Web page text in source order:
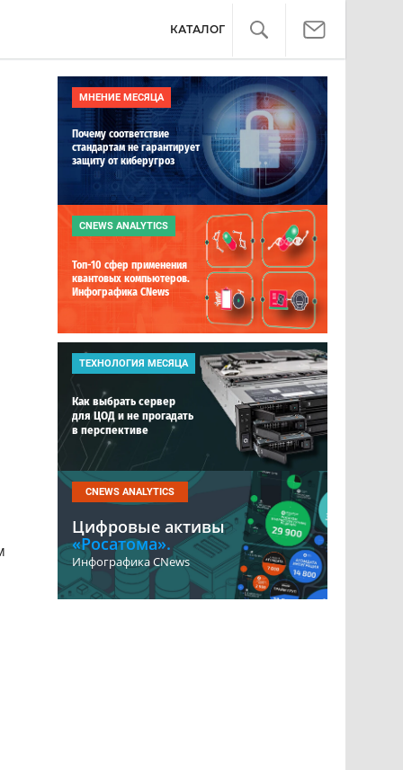
КАТАЛОГ
МНЕНИЕ МЕСЯЦА
Почему соответствие
стандартам не гарантирует
защиту от киберугроз
CNEWS ANALYTICS
Топ-10 сфер применения
квантовых компьютеров.
Инфографика CNews
ТЕХНОЛОГИЯ МЕСЯЦА
Как выбрать сервер
для ЦОД и не прогадать
в перспективе
CNEWS ANALYTICS
Цифровые активы
«Росатома».
Инфографика CNews